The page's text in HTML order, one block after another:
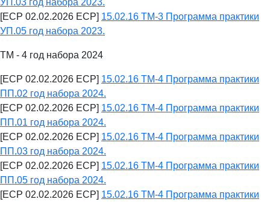
[ECP 02.02.2026 ECP] 15.02.16 ТМ-3 Программа практики
УП.05 год набора 2023.
ТМ - 4 год набора 2024
[ECP 02.02.2026 ECP] 15.02.16 ТМ-4 Программа практики
ПП.02 год набора 2024.
[ECP 02.02.2026 ECP] 15.02.16 ТМ-4 Программа практики
ПП.01 год набора 2024.
[ECP 02.02.2026 ECP] 15.02.16 ТМ-4 Программа практики
ПП.03 год набора 2024.
[ECP 02.02.2026 ECP] 15.02.16 ТМ-4 Программа практики
ПП.05 год набора 2024.
[ECP 02.02.2026 ECP] 15.02.16 ТМ-4 Программа практики